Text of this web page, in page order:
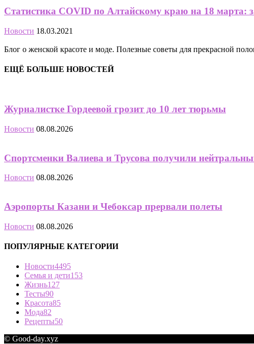
Статистика COVID по Алтайскому краю на 18 марта:
Новости 18.03.2021
Блог о женской красоте и моде. Полезные советы для прекрасной
ЕЩЁ БОЛЬШЕ НОВОСТЕЙ
Журналистке Гордеевой грозит до 10 лет тюрьмы
Новости 08.08.2026
Спортсменки Валиева и Трусова получили
Новости 08.08.2026
Аэропорты Казани и Чебоксар прервали полеты
Новости 08.08.2026
ПОПУЛЯРНЫЕ КАТЕГОРИИ
Новости4495
Семья и дети153
Жизнь127
Тесты90
Красота85
Мода82
Рецепты50
© Good-day.xyz